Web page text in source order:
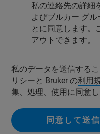
私の連絡先の詳細
よびブルカー グ
とに同意します。
アウトできます。
私のデータを送信する
リシーと Bruker の利用
集、処理、使用に同意し
同意して送